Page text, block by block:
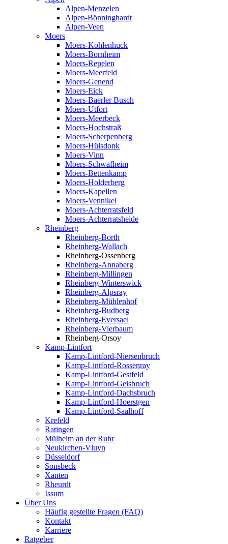
Alpen-Menzelen
Alpen-Bönninghardt
Alpen-Veen
Moers
Moers-Kohlenhuck
Moers-Bornheim
Moers-Repelen
Moers-Meerfeld
Moers-Genend
Moers-Eick
Moers-Baerler Busch
Moers-Utfort
Moers-Meerbeck
Moers-Hochstraß
Moers-Scherpenberg
Moers-Hülsdonk
Moers-Vinn
Moers-Schwafheim
Moers-Bettenkamp
Moers-Holderberg
Moers-Kapellen
Moers-Vennikel
Moers-Achterratsfeld
Moers-Achterratsheide
Rheinberg
Rheinberg-Borth
Rheinberg-Wallach
Rheinberg-Ossenberg
Rheinberg-Annaberg
Rheinberg-Millingen
Rheinberg-Winterswick
Rheinberg-Alpsray
Rheinberg-Mühlenhof
Rheinberg-Budberg
Rheinberg-Eversael
Rheinberg-Vierbaum
Rheinberg-Orsoy
Kamp-Lintfort
Kamp-Lintford-Niersenbruch
Kamp-Lintford-Rossenray
Kamp-Lintford-Gestfeld
Kamp-Lintford-Geisbruch
Kamp-Lintford-Dachsbruch
Kamp-Lintford-Hoerstgen
Kamp-Lintford-Saalhoff
Krefeld
Ratingen
Mülheim an der Ruhr
Neukirchen-Vluyn
Düsseldorf
Sonsbeck
Xanten
Rheurdt
Issum
Über Uns
Häufig gestellte Fragen (FAQ)
Kontakt
Karriere
Ratgeber